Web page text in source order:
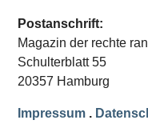
Schwerpunkt »Identitäre
Schwerpunkt
Schwerpunkt NPD
Ausgaben Übersicht
Postanschrift:
Magazin der rechte
Schulterblatt 55
20357 Hamburg
Impressum .